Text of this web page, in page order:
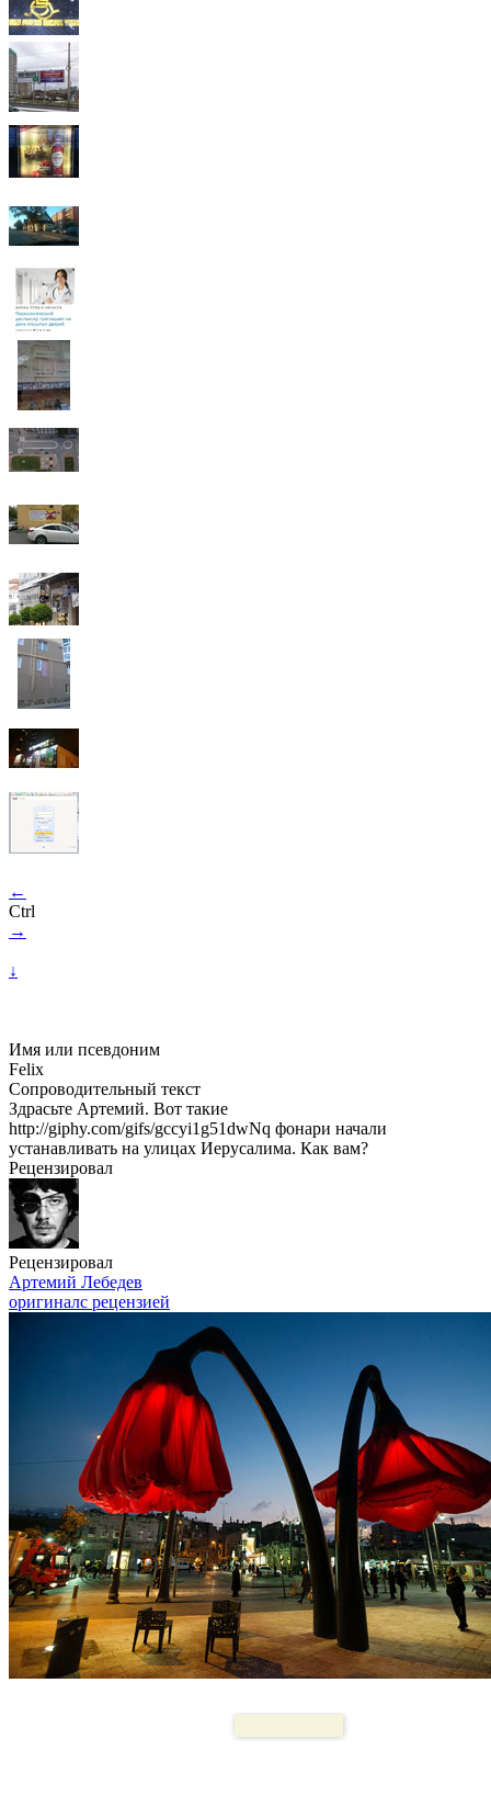
←
Ctrl
→
↓
Имя или псевдоним
Felix
Сопроводительный текст
Здрасьте Артемий. Вот такие
http://giphy.com/gifs/gccyi1g51dwNq фонари начали
устанавливать на улицах Иерусалима. Как вам?
Рецензировал
Рецензировал
Артемий Лебедев
оригиналс рецензией